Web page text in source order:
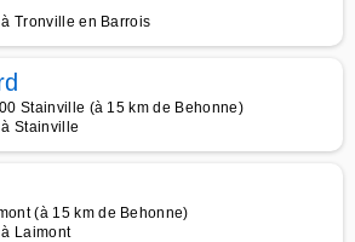
Tronville en Barrois
Stainville (à 15 km de Behonne)
Stainville
(à 15 km de Behonne)
Laimont